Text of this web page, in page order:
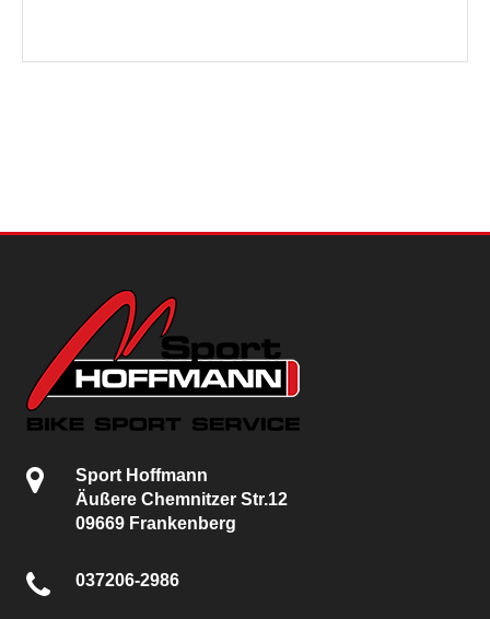
Sport Hoffmann
Äußere Chemnitzer Str.12
09669 Frankenberg
037206-2986